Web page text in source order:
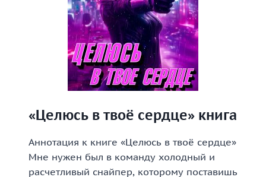
«Целюсь в твоё сердце» книга
Аннотация к книге «Целюсь в твоё сердце»
Мне нужен был в команду холодный и
расчетливый снайпер, которому поставишь